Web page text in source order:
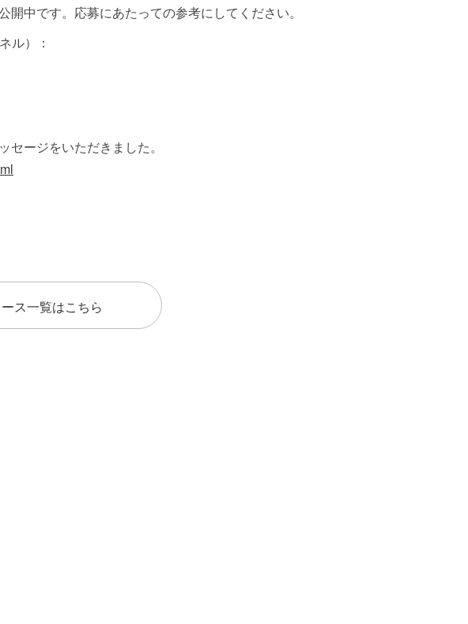
中です。応募にあたっての参考にしてください。
ル）：
ージをいただきました。
ス一覧はこちら